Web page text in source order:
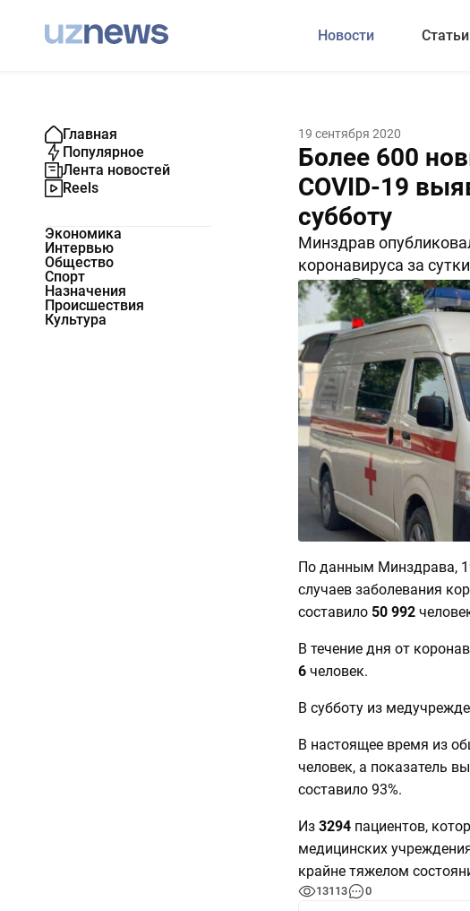
Новости Статьи
Главная
Популярное
Лента новостей
Reels
Экономика
Интервью
Общество
Спорт
Назначения
Происшествия
Культура
19 сентября 2020
Более 600
COVID-19
субботу
Минздрав
коронавируса за
13113 0
По данным Минздрава,
случаев заболевания
составило 50 992
В течение дня от
6человек.
В субботу из
В настоящее время из
человек, а показатель
составило 93%.
Из 3294пациентов,
медицинских
крайне тяжелом
13113 0